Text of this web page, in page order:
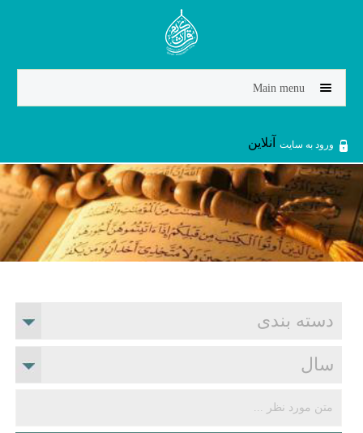
Jump to navigation
Main menu
ورود به سایت آنلاین